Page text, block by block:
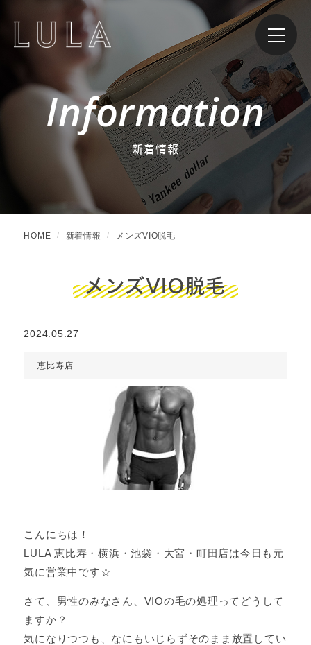
Information
新着情報
HOME 新着情報 メンズVIO脱毛
メンズVIO脱毛
2024.05.27
恵比寿店
こんにちは！
LULA 恵比寿・横浜・池袋・大宮・町田店は今日も元
気に営業中です☆
さて、男性のみなさん、VIOの毛の処理ってどうして
ますか？
気になりつつも、なにもいじらずそのまま放置してい